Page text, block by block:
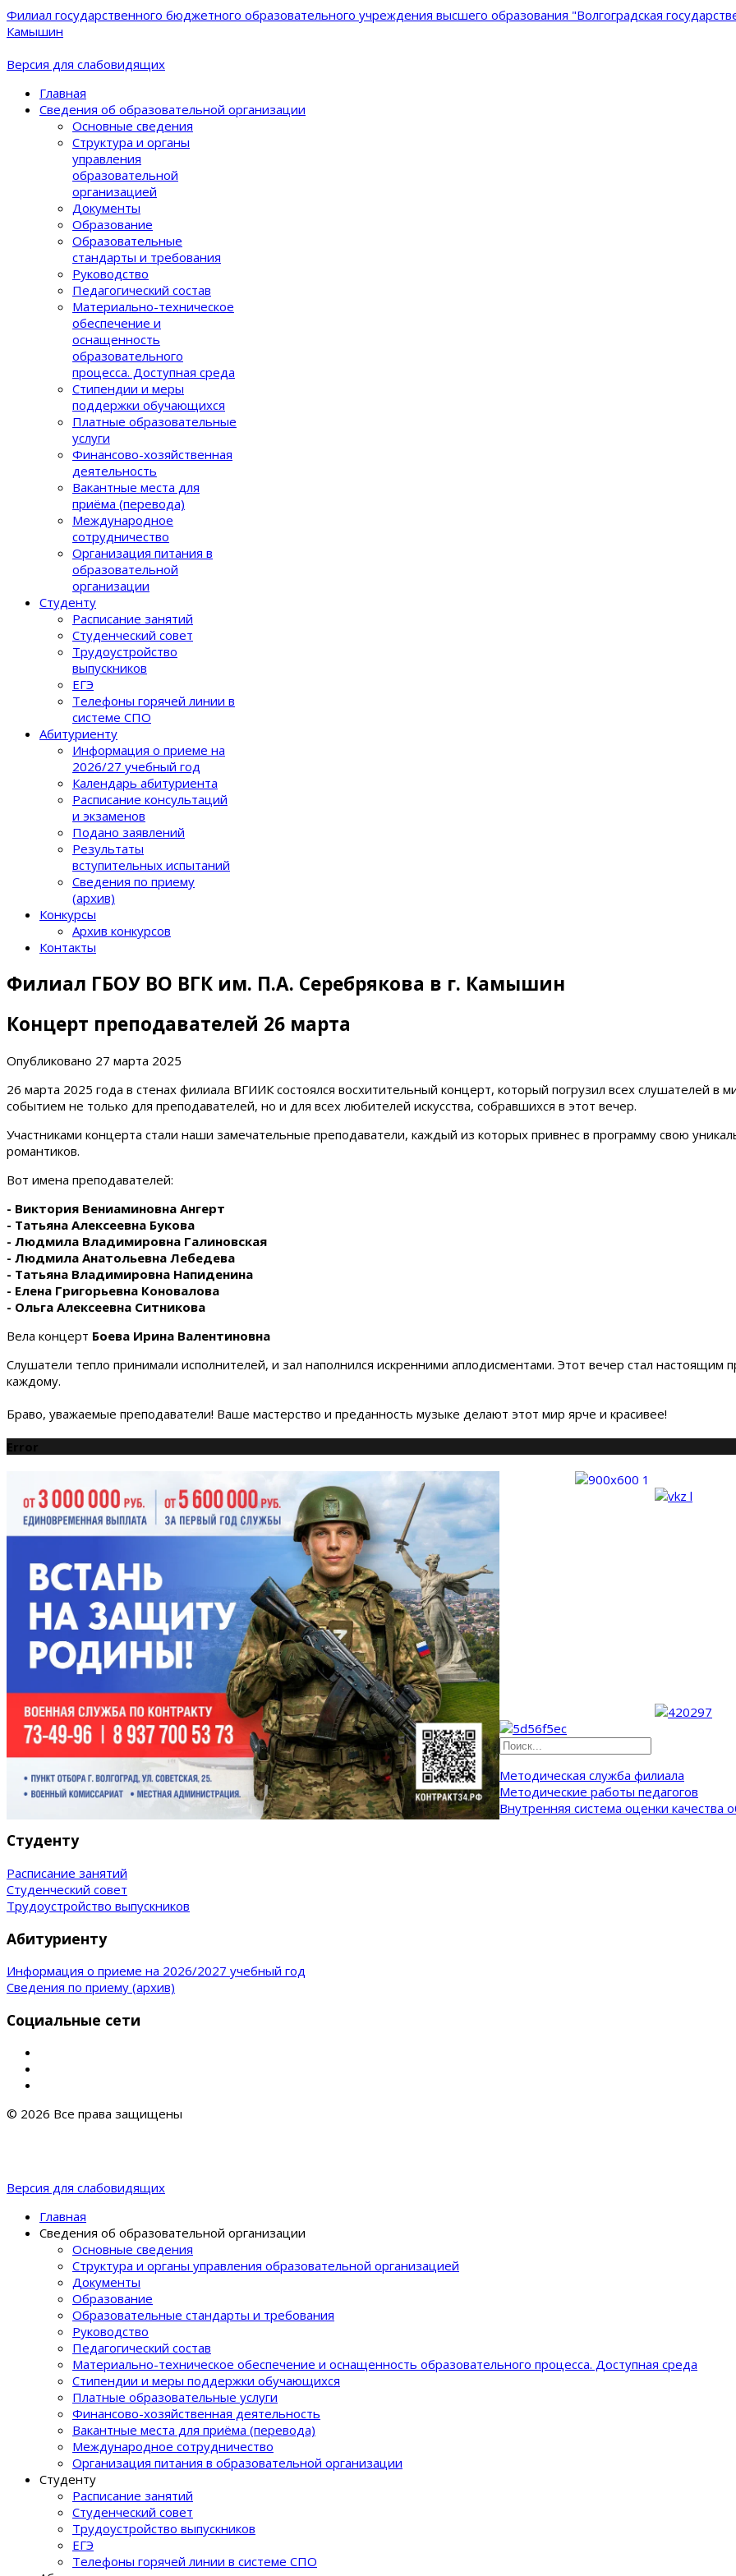
Филиал государственного бюджетного образовательного учреждения высшего образования "Волгоградская
Камышин
Версия для слабовидящих
Главная
Сведения об образовательной организации
Основные сведения
Структура и органы
управления
образовательной
организацией
Документы
Образование
Образовательные
стандарты и требования
Руководство
Педагогический состав
Материально-техническое
обеспечение и
оснащенность
образовательного
процеcса. Доступная среда
Стипендии и меры
поддержки обучающихся
Платные образовательные
услуги
Финансово-хозяйственная
деятельность
Вакантные места для
приёма (перевода)
Международное
сотрудничество
Организация питания в
образовательной
организации
Студенту
Расписание занятий
Студенческий совет
Трудоустройство
выпускников
ЕГЭ
Телефоны горячей линии в
системе СПО
Абитуриенту
Информация о приеме на
2026/27 учебный год
Календарь абитуриента
Расписание консультаций
и экзаменов
Подано заявлений
Результаты
вступительных испытаний
Сведения по приему
(архив)
Конкурсы
Архив конкурсов
Контакты
Филиал ГБОУ ВО ВГК им. П.А. Серебрякова в г. Камышин
Концерт преподавателей 26 марта
Опубликовано 27 марта 2025
26 марта 2025 года в стенах филиала ВГИИК состоялся восхитительный концерт, который погрузил всех слушателей в
событием не только для преподавателей, но и для всех любителей искусства, собравшихся в этот вечер.
Участниками концерта стали наши замечательные преподаватели, каждый из которых привнес в программу свою
романтиков.
Вот имена преподавателей:
- Виктория Вениаминовна Ангерт
- Татьяна Алексеевна Букова
- Людмила Владимировна Галиновская
- Людмила Анатольевна Лебедева
- Татьяна Владимировна Напиденина
- Елена Григорьевна Коновалова
- Ольга Алексеевна Ситникова
Вела концерт Боева Ирина Валентиновна
Слушатели тепло принимали исполнителей, и зал наполнился искренними аплодисментами. Этот вечер стал настоящим
каждому.
Браво, уважаемые преподаватели! Ваше мастерство и преданность музыке делают этот мир ярче и красивее!
Error
Методическая служба филиала
Методические работы педагогов
Внутренняя система оценки качества
Студенту
Расписание занятий
Студенческий совет
Трудоустройство выпускников
Абитуриенту
Информация о приеме на 2026/2027 учебный год
Сведения по приему (архив)
Социальные сети
© 2026 Все права защищены
Версия для слабовидящих
Главная
Сведения об образовательной организации
Основные сведения
Структура и органы управления образовательной организацией
Документы
Образование
Образовательные стандарты и требования
Руководство
Педагогический состав
Материально-техническое обеспечение и оснащенность образовательного процеcса. Доступная среда
Стипендии и меры поддержки обучающихся
Платные образовательные услуги
Финансово-хозяйственная деятельность
Вакантные места для приёма (перевода)
Международное сотрудничество
Организация питания в образовательной организации
Студенту
Расписание занятий
Студенческий совет
Трудоустройство выпускников
ЕГЭ
Телефоны горячей линии в системе СПО